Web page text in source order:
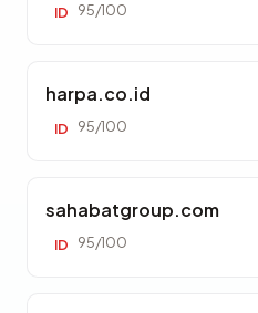
ID 95/100
harpa.co.id
ID 95/100
sahabatgroup.com
ID 95/100